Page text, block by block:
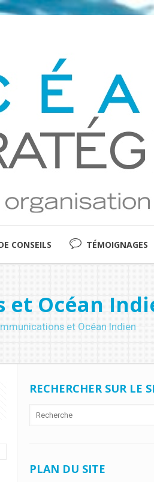
CONSEILS TÉMOIGNAGES
et Océan
et Océan Indien
RECHERCHER SUR LE
PLAN DU SITE